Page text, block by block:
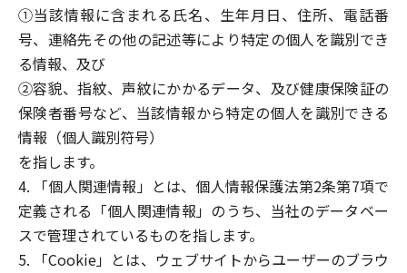
①当該情報に含まれる氏名、生年月日、住所、電話番
号、連絡先その他の記述等により特定の個人を識別でき
る情報、及び
②容貌、指紋、声紋にかかるデータ、及び健康保険証の
保険者番号など、当該情報から特定の個人を識別できる
情報（個人識別符号）
を指します。
4. 「個人関連情報」とは、個人情報保護法第2条第7項で
定義される「個人関連情報」のうち、当社のデータベー
スで管理されているものを指します。
5. 「Cookie」とは、ウェブサイトからユーザーのブラウ